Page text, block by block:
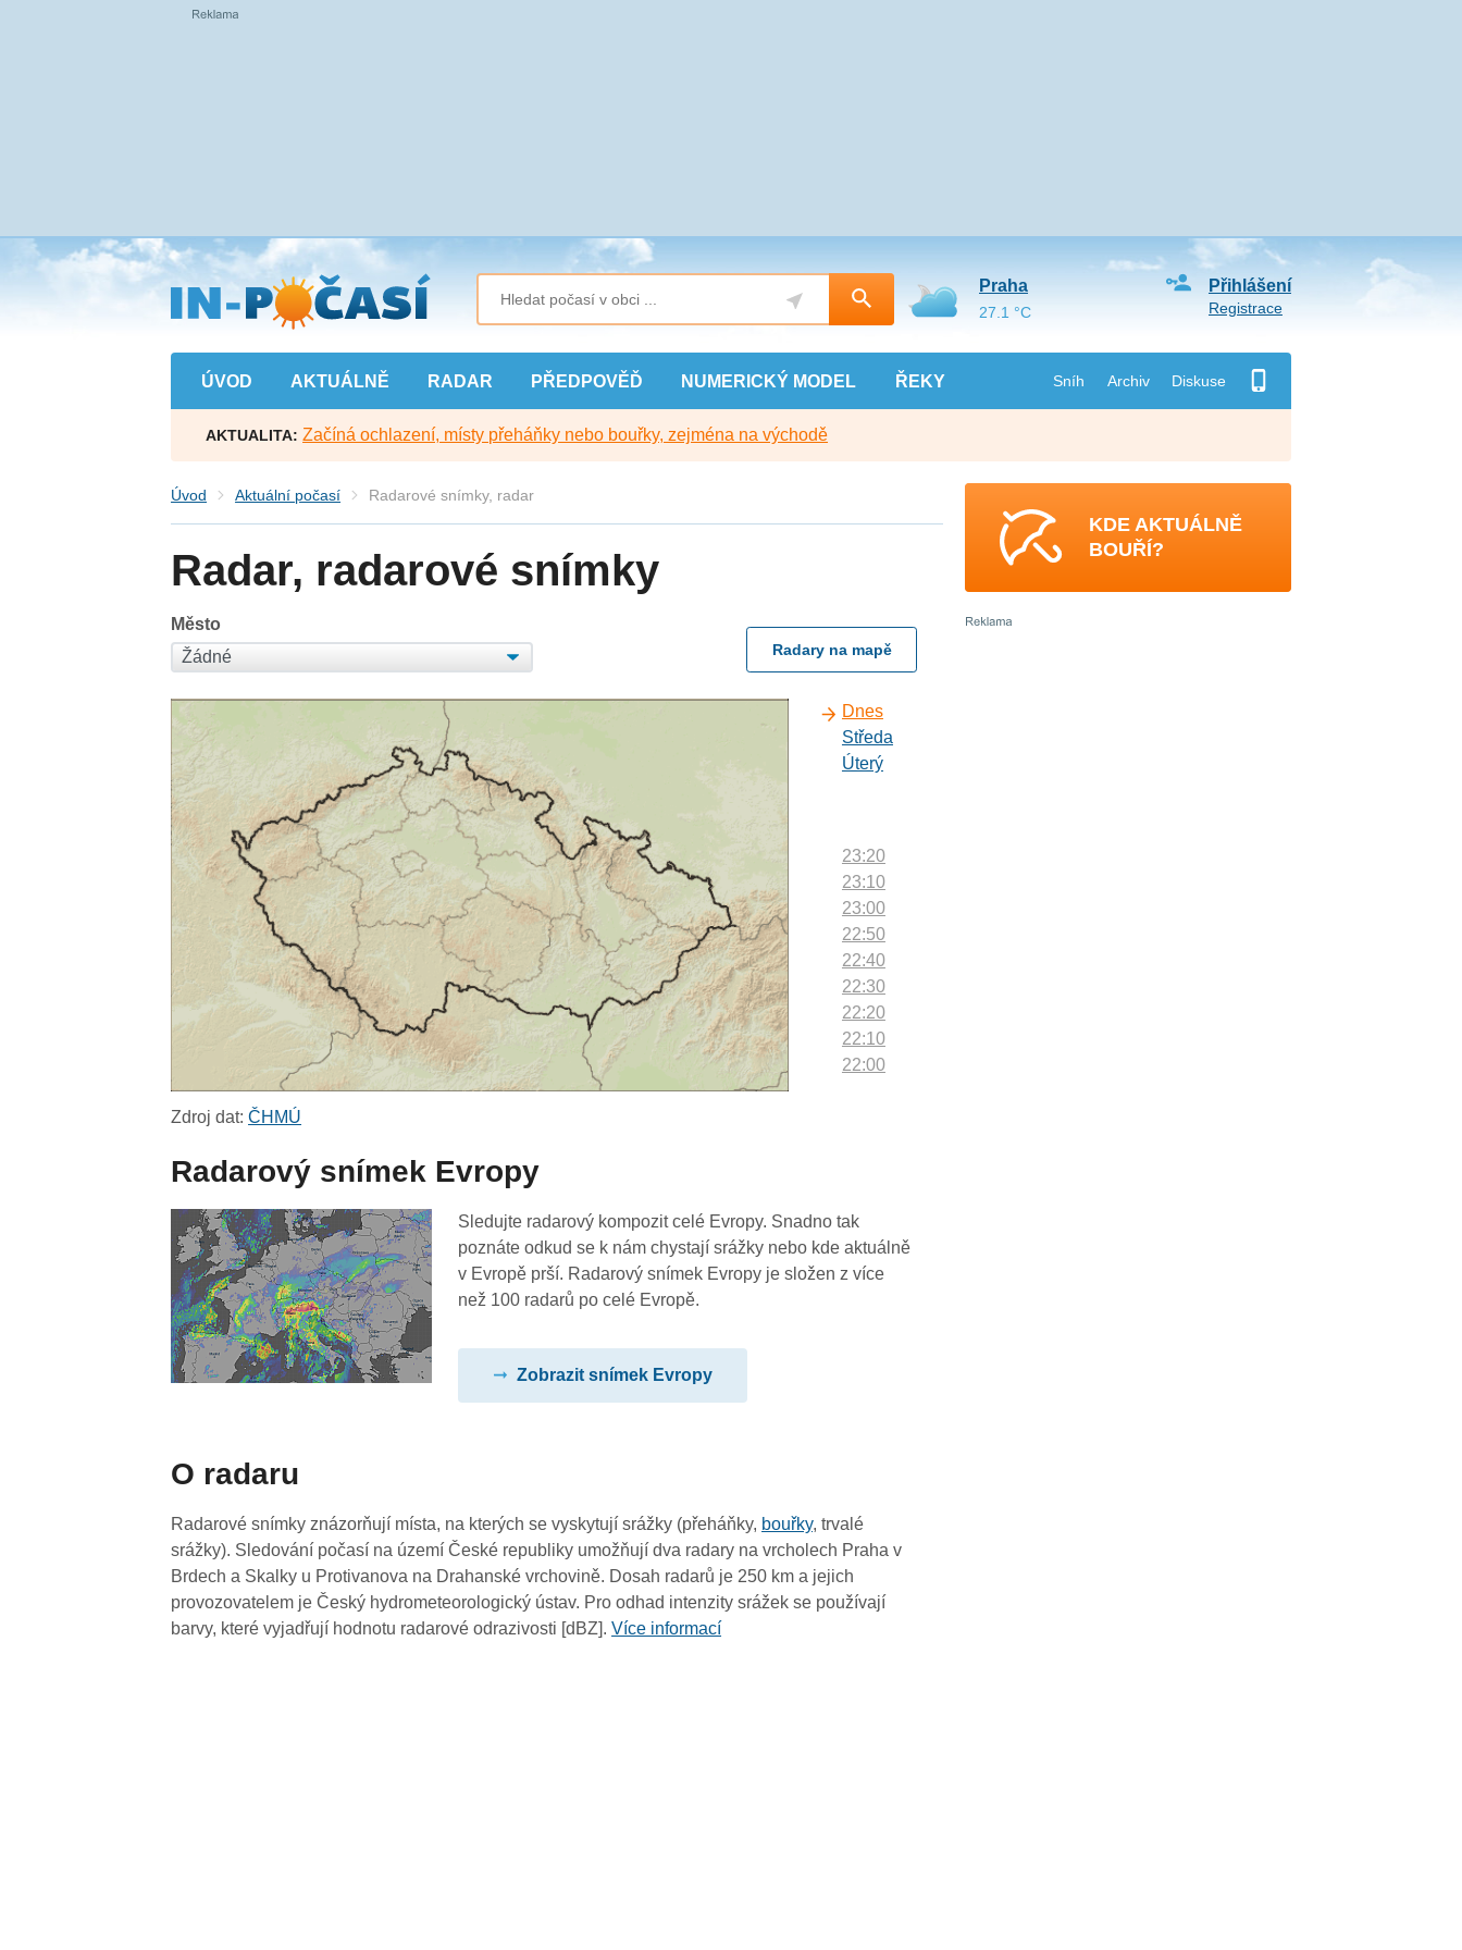
Přejít
na
hlavní
obsah
ÚVOD AKTUÁLNĚ RADAR PŘEDPOVĚĎ NUMERICKÝ MODEL ŘEKY Sníh Archiv Diskuse
Přihlášení
Registrace
Praha
27.1 °C
AKTUALITA: Začíná ochlazení, místy přeháňky nebo bouřky, zejména na východě
Úvod Aktuální počasí Radarové snímky, radar
Radar, radarové snímky
Město
Radary na mapě
Dnes
Středa
Úterý
23:20
23:10
23:00
22:50
22:40
22:30
22:20
22:10
22:00
21:00
20:50
20:40
19:00
18:50
18:40
18:30
Zdroj dat:ČHMÚ
Radarový snímek Evropy
Sledujte radarový kompozit celé Evropy. Snadno tak
poznáte odkud se k nám chystají srážky nebo kde aktuálně
v Evropě prší. Radarový snímek Evropy je složen z více
než 100 radarů po celé Evropě.
Zobrazit snímek Evropy
O radaru
Radarové snímky znázorňují místa, na kterých se vyskytují srážky (přeháňky, bouřky, trvalé
srážky). Sledování počasí na území České republiky umožňují dva radary na vrcholech Praha v
Brdech a Skalky u Protivanova na Drahanské vrchovině. Dosah radarů je 250 km a jejich
provozovatelem je Český hydrometeorologický ústav. Pro odhad intenzity srážek se používají
barvy, které vyjadřují hodnotu radarové odrazivosti [dBZ].Více informací
KDE AKTUÁLNĚ
BOUŘÍ?